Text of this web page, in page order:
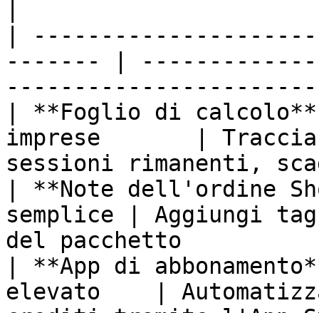
|
------- |
| **Foglio di
imprese       | Traccia
sessioni rimanenti,
| **Note dell'ordine
semplice | Aggiungi
del pacchetto
| **App di
elevato    |